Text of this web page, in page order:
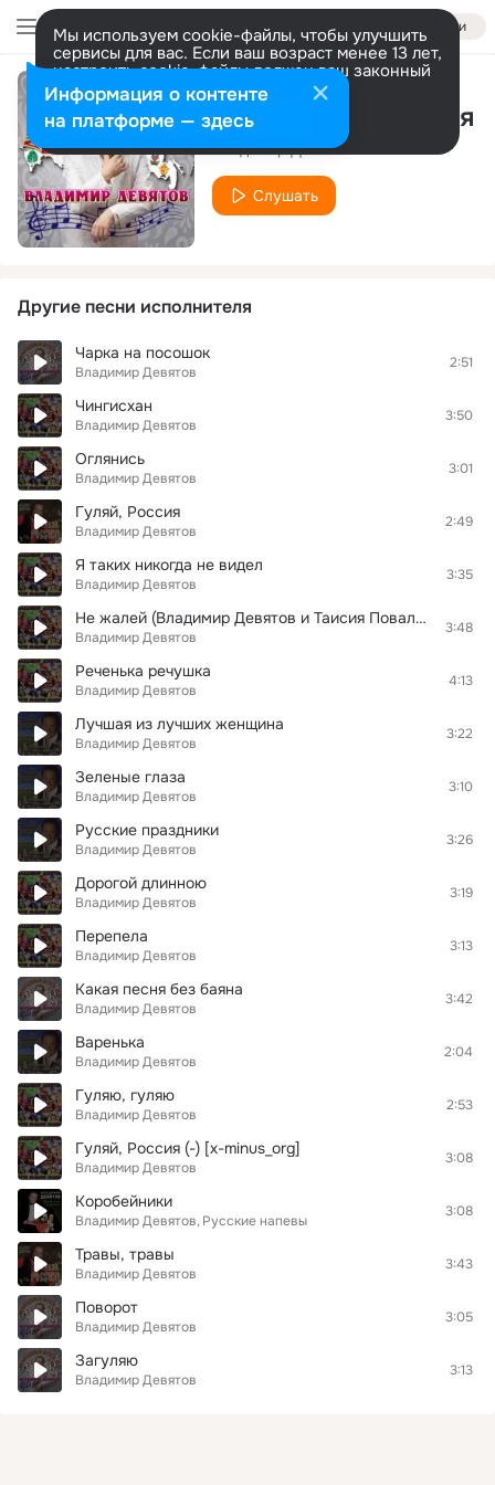
Войти
Мы используем cookie-файлы, чтобы улучшить
сервисы для вас. Если ваш возраст менее 13 лет,
настроить cookie-файлы должен ваш законный
представитель. Больше информации
Разрешить все Настроить
Сестра милосердия
Владимир Девятов
Слушать
Другие песни исполнителя
Чарка на посошок
Владимир Девятов
2:51
Чингисхан
Владимир Девятов
3:50
Оглянись
Владимир Девятов
3:01
Гуляй, Россия
Владимир Девятов
2:49
Я таких никогда не видел
Владимир Девятов
3:35
Не жалей (Владимир Девятов и Таисия Повалий)
Владимир Девятов
3:48
Реченька речушка
Владимир Девятов
4:13
Лучшая из лучших женщина
Владимир Девятов
3:22
Зеленые глаза
Владимир Девятов
3:10
Русские праздники
Владимир Девятов
3:26
Дорогой длинною
Владимир Девятов
3:19
Перепела
Владимир Девятов
3:13
Какая песня без баяна
Владимир Девятов
3:42
Варенька
Владимир Девятов
2:04
Гуляю, гуляю
Владимир Девятов
2:53
Гуляй, Россия (-) [x-minus_org]
Владимир Девятов
3:08
Коробейники
Владимир Девятов Русские напевы
3:08
Травы, травы
Владимир Девятов
3:43
Поворот
Владимир Девятов
3:05
Загуляю
Владимир Девятов
3:13
Информация о контенте
на платформе — здесь